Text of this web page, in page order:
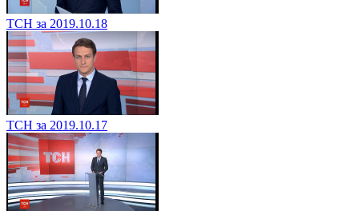
ТСН за 2019.10.18
ТСН за 2019.10.17